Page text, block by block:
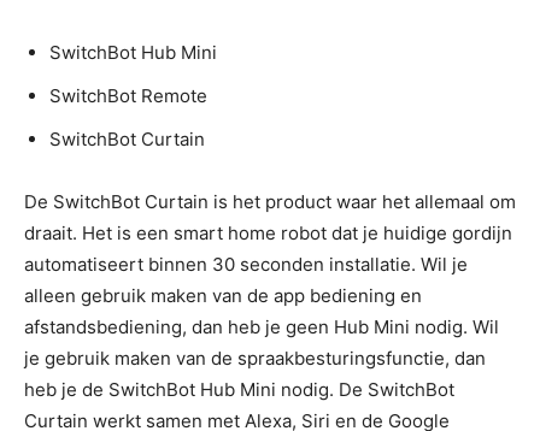
SwitchBot Hub Mini
SwitchBot Remote
SwitchBot Curtain
De SwitchBot Curtain is het product waar het allemaal om
draait. Het is een smart home robot dat je huidige gordijn
automatiseert binnen 30 seconden installatie. Wil je
alleen gebruik maken van de app bediening en
afstandsbediening, dan heb je geen Hub Mini nodig. Wil
je gebruik maken van de spraakbesturingsfunctie, dan
heb je de SwitchBot Hub Mini nodig. De SwitchBot
Curtain werkt samen met Alexa, Siri en de Google